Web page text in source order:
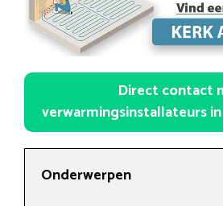
Direct contact
verwarmingsinstallateurs
Onderwerpen